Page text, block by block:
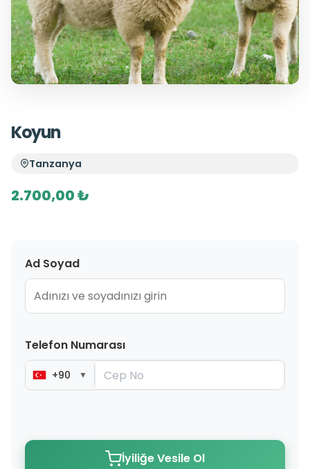
Koyun
Tanzanya
2.700,00 ₺
Ad Soyad
Telefon Numarası
+90 ▼
İyiliğe Vesile Ol